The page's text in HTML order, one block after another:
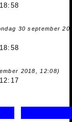
30 september
2018, 12:08)